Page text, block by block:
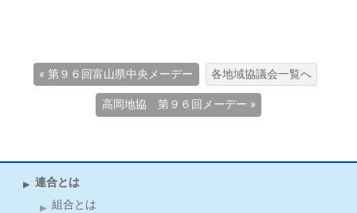
« 第９６回富山県中央メーデー 各地域協議会一覧へ
高岡地協 第９６回メーデー »
連合とは
組合とは